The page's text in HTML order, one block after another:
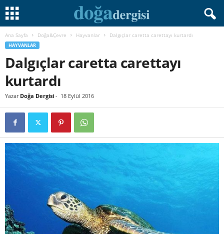
Ana Sayfa Doğa&Çevre Hayvanlar Dalgıçlar caretta carettayı kurtardı
HAYVANLAR
Dalgıçlar caretta carettayı
kurtardı
Yazar Doğa Dergisi - 18 Eylül 2016